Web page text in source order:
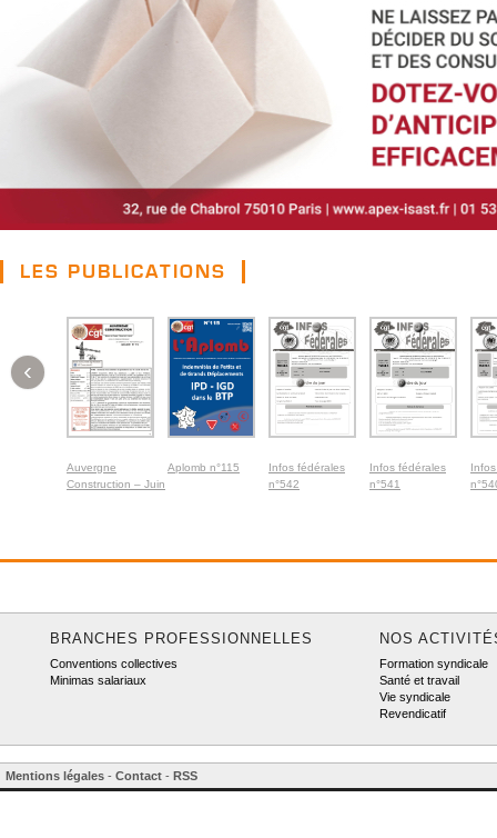
LES PUBLICATIONS
Auvergne
Construction – Juin
Aplomb n°115
Infos fédérales
n°542
Infos fédérales
n°541
‹
BRANCHES PROFESSIONNELLES
Conventions collectives
Minimas salariaux
NOS
Formation syndicale
Santé et travail
Vie syndicale
Revendicatif
Mentions légales - Contact - RSS